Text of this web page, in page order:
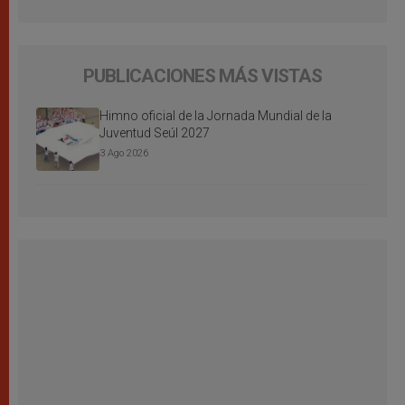
PUBLICACIONES MÁS VISTAS
Himno oficial de la Jornada Mundial de la
Juventud Seúl 2027
3 Ago 2026